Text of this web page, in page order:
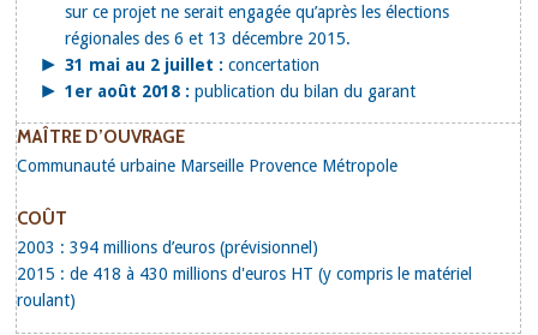
sur ce projet ne serait engagée qu’après les élections
régionales des 6 et 13 décembre 2015.
31 mai au 2 juillet : concertation
1er août 2018 : publication du bilan du garant
MAÎTRE D’OUVRAGE
Communauté urbaine Marseille Provence Métropole
COÛT
2003 : 394 millions d’euros (prévisionnel)
2015 : de 418 à 430 millions d'euros HT (y compris le matériel
roulant)